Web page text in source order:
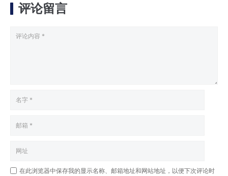
评论留言
在此浏览器中保存我的显示名称、邮箱地址和网站地址，以便下次评论时